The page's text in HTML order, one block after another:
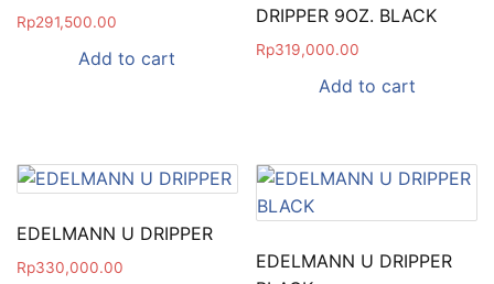
Rp291,500.00
Add to cart
DRIPPER 9OZ. BLACK
Rp319,000.00
Add to cart
EDELMANN U DRIPPER
Rp330,000.00
EDELMANN U DRIPPER